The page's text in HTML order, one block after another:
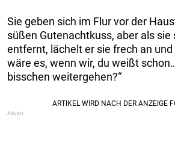
Sie geben sich im Flur vor der
süßen Gutenachtkuss, aber als sie
entfernt, lächelt er sie frech an und
wäre es, wenn wir, du weißt
bisschen weitergehen?“